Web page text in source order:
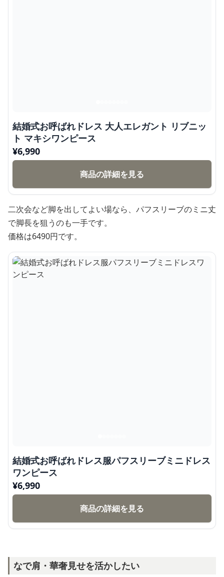
結婚式お呼ばれドレス 大人エレガント リブニッ
ト マキシワンピース
¥6,990
商品の詳細を見る
二次会など脚を出してよい場なら、パフスリーブのミニ丈
で脚長を狙うのも一手です。
価格は6490円です。
結婚式お呼ばれドレス服パフスリーブミニドレス
ワンピース
¥6,990
商品の詳細を見る
なで肩・華奢見せを活かしたい